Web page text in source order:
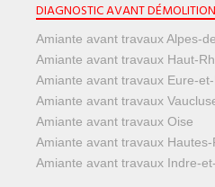
DIAGNOSTIC AVANT DÉMOLITION
Amiante avant travaux Alpes-
Amiante avant travaux Haut-
Amiante avant travaux Eure-
Amiante avant travaux
Amiante avant travaux Oise
Amiante avant travaux
Amiante avant travaux Indre-